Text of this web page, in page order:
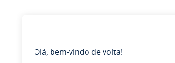
Olá, bem-vindo de volta!